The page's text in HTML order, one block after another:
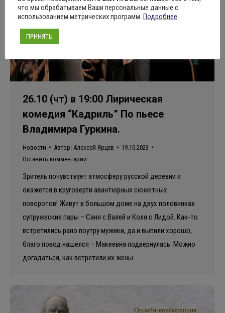
26.10 (чт) в 19:00 Лирическая
комедия “Кадриль” По пьесе
Владимира Гуркина.
Новости Автор: Алексей Ярцев
19.10.2023
Оставить комментарий
Зритель почувствует атмосферу русской деревни и
окажется в круговерти авантюрных сюжетных
поворотов! Живут в большом доме на двух половинках
супружеские пары – Саня с Валей и Коля с Лидой. Как-то
встретились рано поутру мужики, да и выпили хорошо,
благо повод нашелся – Макеевна подвернулась. Можно
догадаться, как встретили их жены.…
что мы обрабатываем Ваши персональные данные с
использованием метрических программ. Подробнее
ПРИНЯТЬ